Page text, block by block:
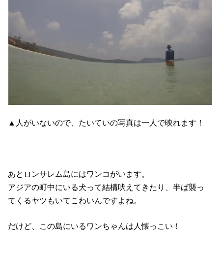
▲人がいないので、たいていの写真は一人で映れます！
あとロンサレム島にはワンコがいます。
アジアの町中にいる犬って結構吠えてきたり、半ば襲っ
てくるヤツもいてこわいんですよね。
だけど、この島にいるワンちゃんは人懐っこい！